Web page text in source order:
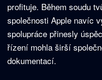
profituje. Během soudu
společnosti Apple navíc
spolupráce přinesly
řízení mohla širší
dokumentací.